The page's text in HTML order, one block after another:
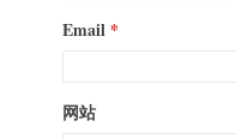
Email
网站